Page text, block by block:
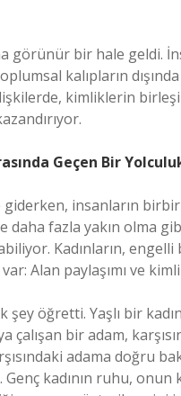
görünür bir hale geldi.
kalıpların
kimliklerin
Geçen Bir
insanların
fazla yakın olma
Kadınların,
Alan paylaşımı ve
öğretti. Yaşlı bir
bir adam,
adama doğru
kadının ruhu, onun